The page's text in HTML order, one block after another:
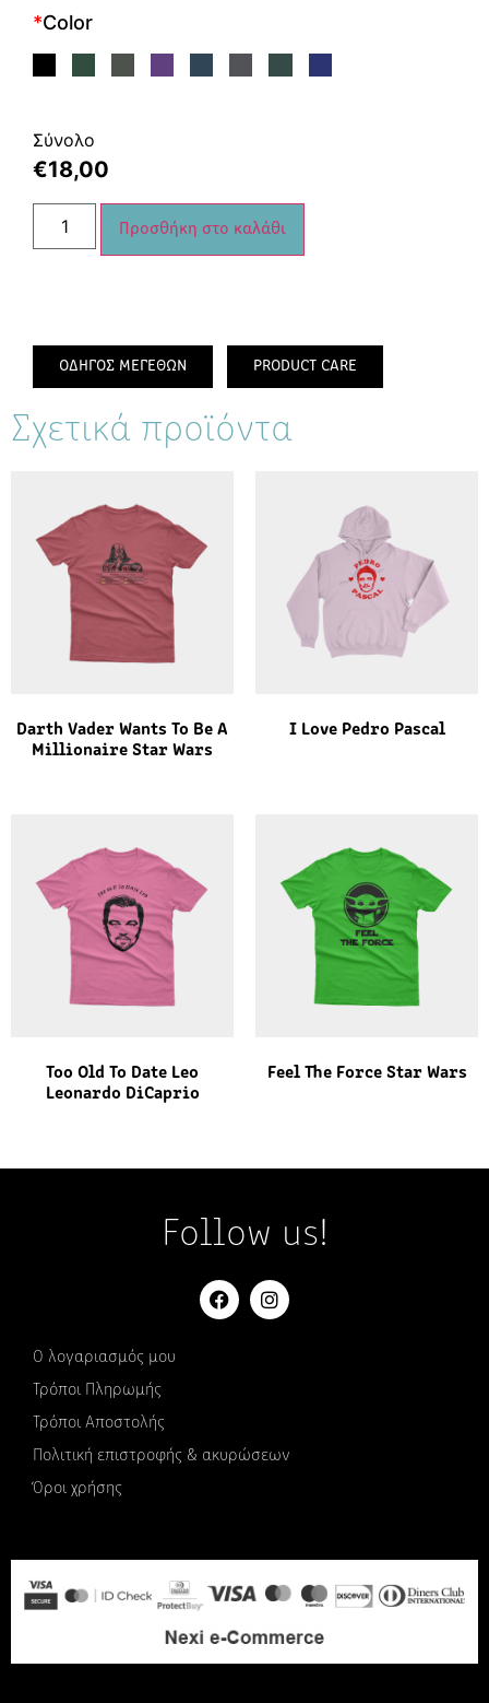
*Color
Σύνολο
€18,00
Προσθήκη στο καλάθι
ΟΔΗΓΟΣ ΜΕΓΕΘΩΝ PRODUCT CARE
Σχετικά προϊόντα
Darth Vader Wants To Be A
Millionaire Star Wars
I Love Pedro Pascal
Too Old To Date Leo
Leonardo DiCaprio
Feel The Force Star Wars
Follow us!
Ο λογαριασμός μου
Τρόποι Πληρωμής
Τρόποι Αποστολής
Πολιτική επιστροφής & ακυρώσεων
Όροι χρήσης